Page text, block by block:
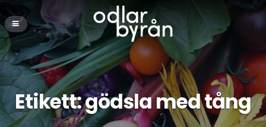
Etikett:gödsla med tång